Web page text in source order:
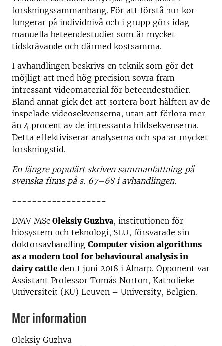
forskningssammanhang. För att förstå hur kor
fungerar på individnivå och i grupp görs idag
manuella beteendestudier som är mycket
tidskrävande och därmed kostsamma.
I avhandlingen beskrivs en teknik som gör det
möjligt att med hög precision sovra fram
intressant videomaterial för beteendestudier.
Bland annat gick det att sortera bort hälften av de
inspelade videosekvenserna, utan att förlora mer
än 4 procent av de intressanta bildsekvenserna.
Detta effektiviserar analyserna och sparar mycket
forskningstid.
En längre populärt skriven sammanfattning på
svenska finns på s. 67–68 i avhandlingen.
-------------------
DMV MSc Oleksiy Guzhva, institutionen för
biosystem och teknologi, SLU, försvarade sin
doktorsavhandling Computer vision algorithms
as a modern tool for behavioural analysis in
dairy cattle den 1 juni 2018 i Alnarp. Opponent var
Assistant Professor Tomás Norton, Katholieke
Universiteit (KU) Leuven – University, Belgien.
Mer information
Oleksiy Guzhva